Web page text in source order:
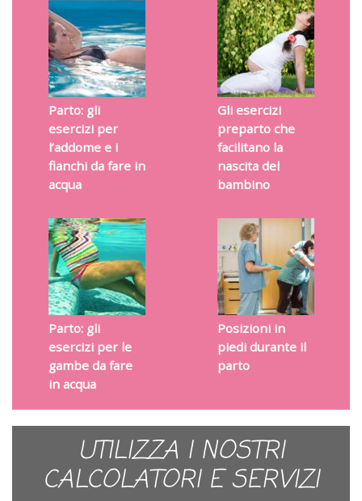
Parto: gli
esercizi per
l’addome e i
fianchi da fare in
acqua
Gli esercizi
preparto che
facilitano la
nascita del
bambino
Parto: gli
esercizi per le
gambe da fare
in acqua
Posizioni in
piedi durante il
parto
UTILIZZA I NOSTRI
CALCOLATORI E SERVIZI